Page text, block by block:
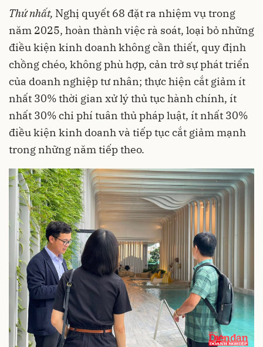
Thứ nhất, Nghị quyết 68 đặt ra nhiệm vụ trong
năm 2025, hoàn thành việc rà soát, loại bỏ những
điều kiện kinh doanh không cần thiết, quy định
chồng chéo, không phù hợp, cản trở sự phát triển
của doanh nghiệp tư nhân; thực hiện cắt giảm ít
nhất 30% thời gian xử lý thủ tục hành chính, ít
nhất 30% chi phí tuân thủ pháp luật, ít nhất 30%
điều kiện kinh doanh và tiếp tục cắt giảm mạnh
trong những năm tiếp theo.